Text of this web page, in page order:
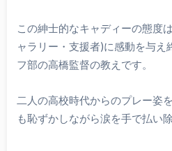
この紳士的なキャディーの態度
ャラリー・支援者)に感動を与え
フ部の高橋監督の教えです。
二人の高校時代からのプレー姿
も恥ずかしながら涙を手で払い除